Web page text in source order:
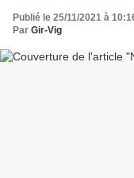
Publié le 25/11/2021 à
Par Gir-Vig